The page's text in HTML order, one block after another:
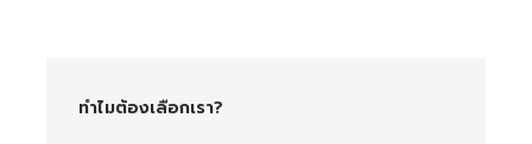
ทำไมต้องเลือกเรา?